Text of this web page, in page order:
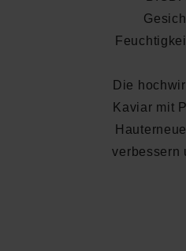
Die
Kaviar mit
verbessern